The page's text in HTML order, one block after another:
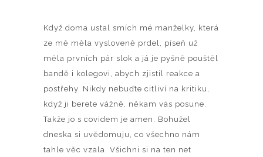
Když doma ustal smích mé manželky, která
ze mě měla vysloveně prdel, píseň už
měla prvních pár slok a já je pyšně pouštěl
bandě i kolegovi, abych zjistil reakce a
postřehy. Nikdy nebuďte citliví na kritiku,
když ji berete vážně, někam vás posune.
Takže jo s covidem je amen. Bohužel
dneska si uvědomuju, co všechno nám
tahle věc vzala. Všichni si na ten net